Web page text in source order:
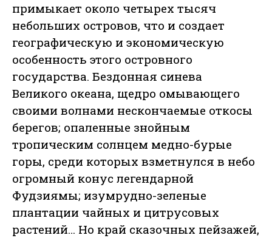
примыкает около четырех тысяч
небольших островов, что и создает
географическую и экономическую
особенность этого островного
государства. Бездонная синева
Великого океана, щедро омывающего
своими волнами нескончаемые откосы
берегов; опаленные знойным
тропическим солнцем медно-бурые
горы, среди которых взметнулся в небо
огромный конус легендарной
Фудзиямы; изумрудно-зеленые
плантации чайных и цитрусовых
растений… Но край сказочных пейзажей,